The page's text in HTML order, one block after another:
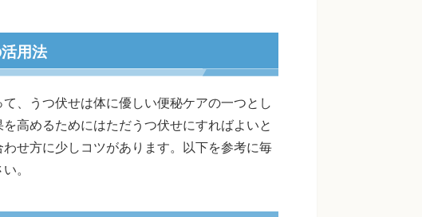
用法
、うつ伏せは体に優しい便秘ケアの一つとし
高めるためにはただうつ伏せにすればよいと
せ方に少しコツがあります。以下を参考に毎
。